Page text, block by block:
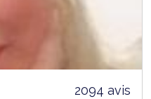
2094 avis